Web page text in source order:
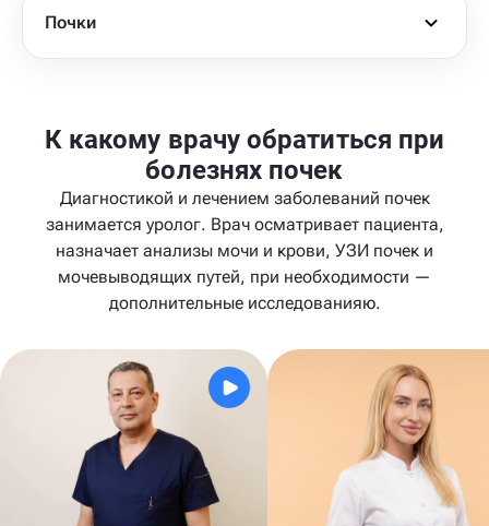
Почки
К какому врачу обратиться при
болезнях почек
Диагностикой и лечением заболеваний почек
занимается уролог. Врач осматривает пациента,
назначает анализы мочи и крови, УЗИ почек и
мочевыводящих путей, при необходимости —
дополнительные исследованияю.